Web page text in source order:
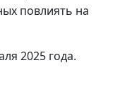
повлиять на
2025 года.